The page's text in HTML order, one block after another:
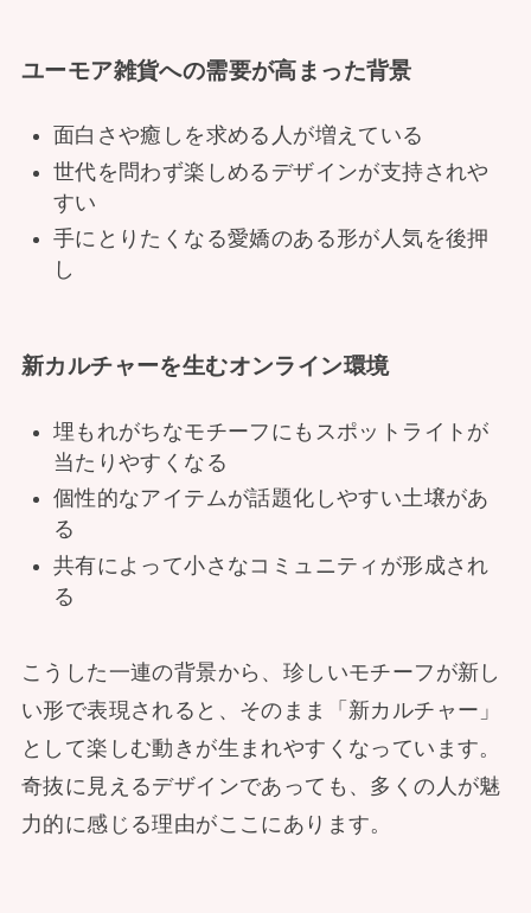
ユーモア雑貨への需要が高まった背景
面白さや癒しを求める人が増えている
世代を問わず楽しめるデザインが支持されや
すい
手にとりたくなる愛嬌のある形が人気を後押
し
新カルチャーを生むオンライン環境
埋もれがちなモチーフにもスポットライトが
当たりやすくなる
個性的なアイテムが話題化しやすい土壌があ
る
共有によって小さなコミュニティが形成され
る
こうした一連の背景から、珍しいモチーフが新し
い形で表現されると、そのまま「新カルチャー」
として楽しむ動きが生まれやすくなっています。
奇抜に見えるデザインであっても、多くの人が魅
力的に感じる理由がここにあります。